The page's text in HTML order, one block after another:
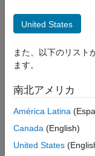
position
minimum
an
integer
array
with
United States
また、以下のリスト
ます。
南北アメリカ
América Latina
Canada (English)
United States